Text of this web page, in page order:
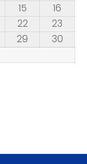
15
16
22
23
29
30